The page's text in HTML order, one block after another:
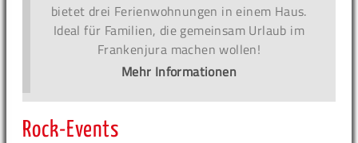
bietet drei Ferienwohnungen in einem Haus.
Ideal für Familien, die gemeinsam Urlaub im
Frankenjura machen wollen!
Mehr Informationen
Rock-Events